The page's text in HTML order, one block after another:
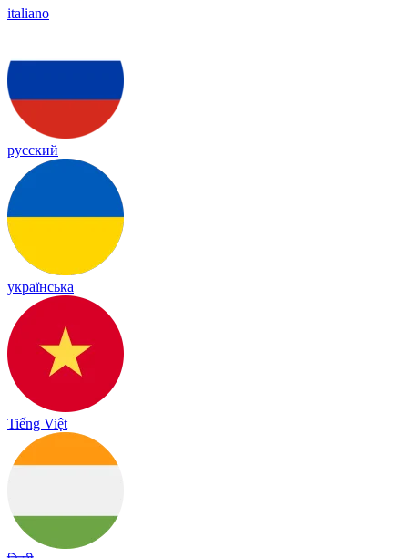
italiano
русский
українська
Tiếng Việt